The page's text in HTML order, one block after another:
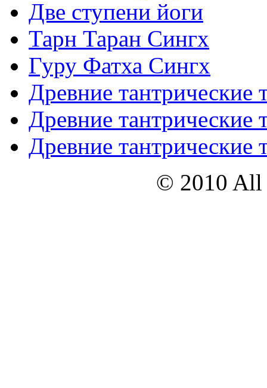
Две ступени йоги
Тарн Таран Сингх
Гуру Фатха Сингх
Древние тантрические
Древние тантрические
Древние тантрические
© 2010 All